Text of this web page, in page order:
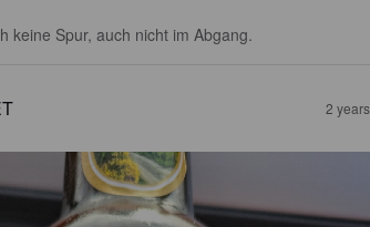
keine Spur, auch nicht im Abgang.
2